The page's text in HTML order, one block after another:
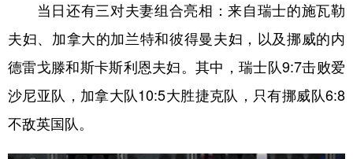
当日还有三对夫妻组合亮相：来自瑞士的施瓦勒
夫妇、加拿大的加兰特和彼得曼夫妇，以及挪威的内
德雷戈滕和斯卡斯利恩夫妇。其中，瑞士队9:7击败爱
沙尼亚队，加拿大队10:5大胜捷克队，只有挪威队6:8
不敌英国队。